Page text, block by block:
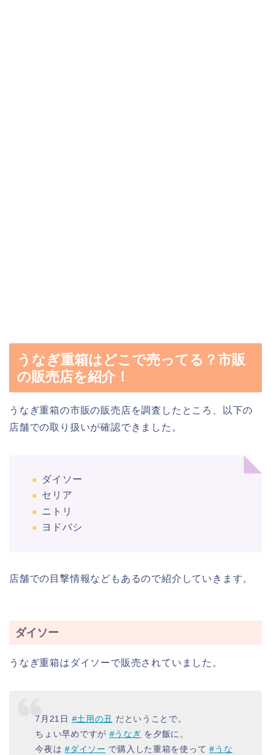
うなぎ重箱はどこで売ってる？市販
の販売店を紹介！
うなぎ重箱の市販の販売店を調査したところ、以下の
店舗での取り扱いが確認できました。
ダイソー
セリア
ニトリ
ヨドバシ
店舗での目撃情報などもあるので紹介していきます。
ダイソー
うなぎ重箱はダイソーで販売されていました。
7月21日 #土用の丑 だということで。
ちょい早めですが #うなぎ を夕飯に。
今夜は#ダイソー で購入した重箱を使って#うな